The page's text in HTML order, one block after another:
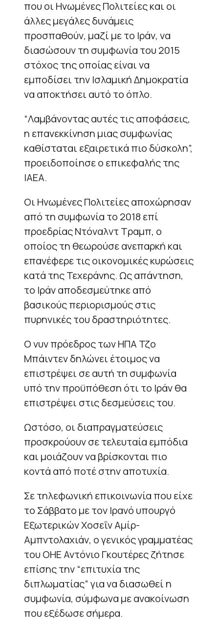
που οι Ηνωμένες Πολιτείες και οι
άλλες μεγάλες δυνάμεις
προσπαθούν, μαζί με το Ιράν, να
διασώσουν τη συμφωνία του 2015
στόχος της οποίας είναι να
εμποδίσει την Ισλαμική Δημοκρατία
να αποκτήσει αυτό το όπλο.
“Λαμβάνοντας αυτές τις αποφάσεις,
η επανεκκίνηση μιας συμφωνίας
καθίσταται εξαιρετικά πιο δύσκολη”,
προειδοποίησε ο επικεφαλής της
ΙΑΕΑ.
Οι Ηνωμένες Πολιτείες αποχώρησαν
από τη συμφωνία το 2018 επί
προεδρίας Ντόναλντ Τραμπ, ο
οποίος τη θεωρούσε ανεπαρκή και
επανέφερε τις οικονομικές κυρώσεις
κατά της Τεχεράνης. Ως απάντηση,
το Ιράν αποδεσμεύτηκε από
βασικούς περιορισμούς στις
πυρηνικές του δραστηριότητες.
Ο νυν πρόεδρος των ΗΠΑ Τζο
Μπάιντεν δηλώνει έτοιμος να
επιστρέψει σε αυτή τη συμφωνία
υπό την προϋπόθεση ότι το Ιράν θα
επιστρέψει στις δεσμεύσεις του.
Ωστόσο, οι διαπραγματεύσεις
προσκρούουν σε τελευταία εμπόδια
και μοιάζουν να βρίσκονται πιο
κοντά από ποτέ στην αποτυχία.
Σε τηλεφωνική επικοινωνία που είχε
το Σάββατο με τον Ιρανό υπουργό
Εξωτερικών Χοσεΐν Αμίρ-
Αμπντολαχιάν, ο γενικός γραμματέας
του ΟΗΕ Αντόνιο Γκουτέρες ζήτησε
επίσης την “επιτυχία της
διπλωματίας” για να διασωθεί η
συμφωνία, σύμφωνα με ανακοίνωση
που εξέδωσε σήμερα.